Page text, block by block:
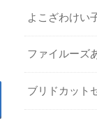
よこざわけい
ファイルーズ
ブリドカット